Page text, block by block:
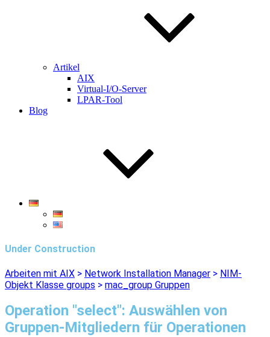
Artikel
AIX
Virtual-I/O-Server
LPAR-Tool
Blog
Under Construction
Arbeiten mit AIX > Network Installation Manager > NIM-
Objekt Klasse groups > mac_group Gruppen
Operation "select": Auswählen von
Gruppen-Mitgliedern für Operationen